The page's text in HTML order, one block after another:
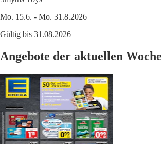
Mo. 15.6. - Mo. 31.8.2026
Gültig bis 31.08.2026
Angebote der aktuellen Woche